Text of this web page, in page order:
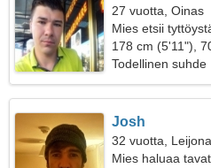
27 vuotta, Oinas
Mies etsii
178 cm (5'11"),
Todellinen suhde
Josh
32 vuotta, Leijona
Mies haluaa